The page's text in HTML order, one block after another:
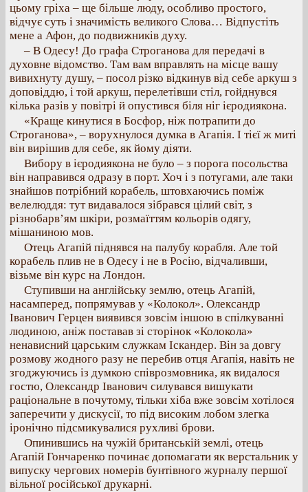
цьому гріха – ще більше люду, особливо простого,
відчує суть і значимість великого Слова… Відпустіть
мене а Афон, до подвижників духу.
– В Одесу! До графа Строганова для передачі в
духовне відомство. Там вам вправлять на місце вашу
вивихнуту душу, – посол різко відкинув від себе аркуш з
доповіддю, і той аркуш, перелетівши стіл, гойднувся
кілька разів у повітрі й опустився біля ніг ієродиякона.
«Краще кинутися в Босфор, ніж потрапити до
Строганова», – ворухнулося думка в Агапія. І тієї ж миті
він вирішив для себе, як йому діяти.
Вибору в ієродиякона не було – з порога посольства
він направився одразу в порт. Хоч і з потугами, але таки
знайшов потрібний корабель, штовхаючись поміж
велелюддя: тут видавалося зібрався цілий світ, з
різнобарв’ям шкіри, розмаїттям кольорів одягу,
мішаниною мов.
Отець Агапій піднявся на палубу корабля. Але той
корабель плив не в Одесу і не в Росію, відчаливши,
візьме він курс на Лондон.
Ступивши на англійську землю, отець Агапій,
насамперед, попрямував у «Колокол». Олександр
Іванович Герцен виявився зовсім іншою в спілкуванні
людиною, аніж поставав зі сторінок «Колокола»
ненависний царським служкам Іскандер. Він за довгу
розмову жодного разу не перебив отця Агапія, навіть не
згоджуючись із думкою співрозмовника, як видалося
гостю, Олександр Іванович силувався вишукати
раціональне в почутому, тільки хіба вже зовсім хотілося
заперечити у дискусії, то під високим лобом злегка
іронічно підсмикувалися рухливі брови.
Опинившись на чужій британській землі, отець
Агапій Гончаренко починає допомагати як верстальник у
випуску чергових номерів бунтівного журналу першої
вільної російської друкарні.